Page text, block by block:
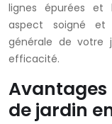
lignes épurées et
aspect soigné et
générale de votre
efficacité.
Avantages
de jardin